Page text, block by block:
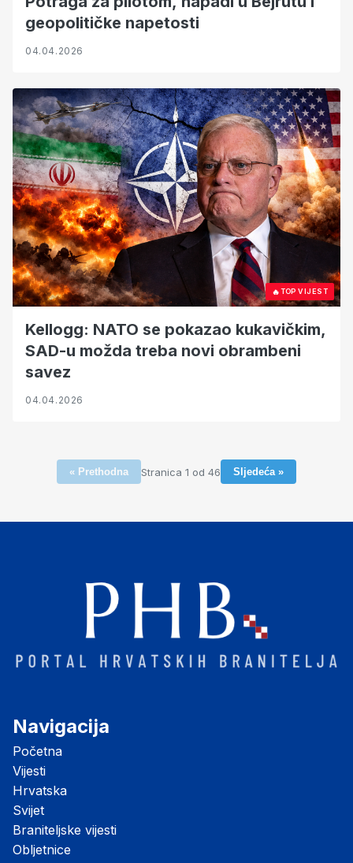
geopolitičke napetosti
04.04.2026
🔥TOP VIJEST
Kellogg: NATO se pokazao kukavičkim,
SAD-u možda treba novi obrambeni
savez
04.04.2026
« Prethodna Stranica 1 od 46 Sljedeća »
Navigacija
Početna
Vijesti
Hrvatska
Svijet
Braniteljske vijesti
Obljetnice